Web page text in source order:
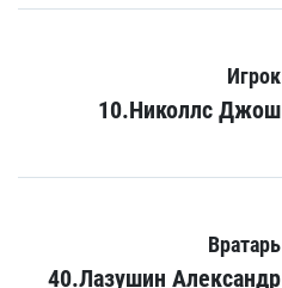
Игрок
10.Николлс Джош
Вратарь
40.Лазушин Александр